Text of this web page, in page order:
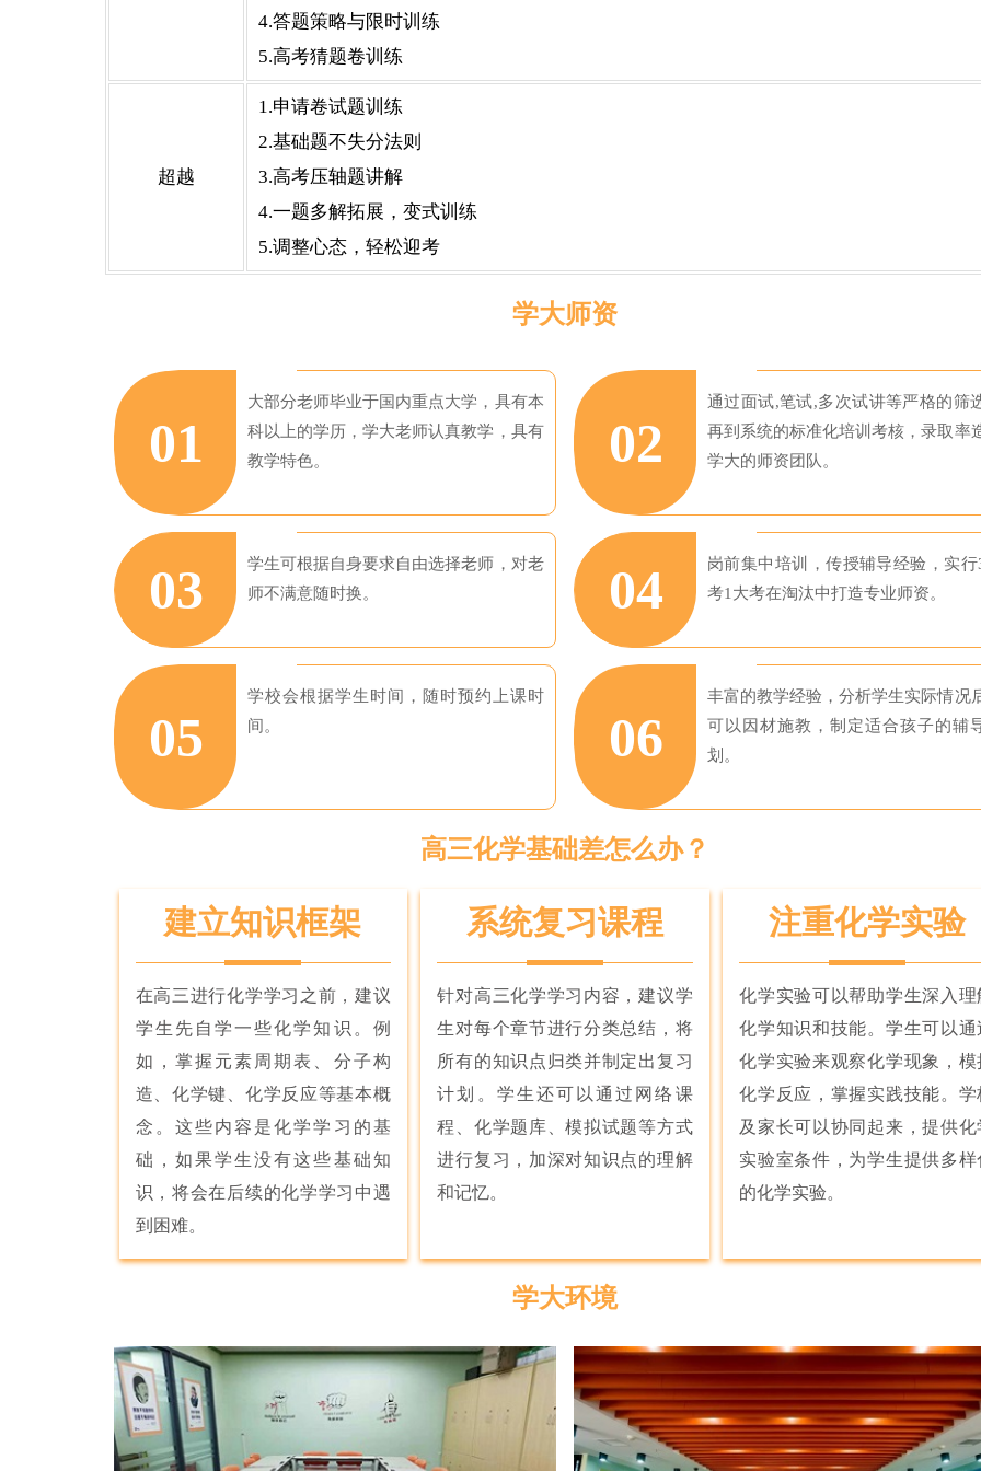
4.答题策略与限时训练
5.高考猜题卷训练
超越
1.申请卷试题训练
2.基础题不失分法则
3.高考压轴题讲解
4.一题多解拓展，变式训练
5.调整心态，轻松迎考
学大师资
01
大部分老师毕业于国内重点大学，具有本
科以上的学历，学大老师认真教学，具有
教学特色。
02
通过面试,笔试,多次试讲等严格的筛
再到系统的标准化培训考核，录取率
学大的师资团队。
03
学生可根据自身要求自由选择老师，对老
师不满意随时换。
04
岗前集中培训，传授辅导经验，实行
考1大考在淘汰中打造专业师资。
05
学校会根据学生时间，随时预约上课时
间。
06
丰富的教学经验，分析学生实际情况
可以因材施教，制定适合孩子的辅
划。
高三化学基础差怎么办？
建立知识框架
在高三进行化学学习之前，建议
学生先自学一些化学知识。例
如，掌握元素周期表、分子构
造、化学键、化学反应等基本概
念。这些内容是化学学习的基
础，如果学生没有这些基础知
识，将会在后续的化学学习中遇
到困难。
系统复习课程
针对高三化学学习内容，建议学
生对每个章节进行分类总结，将
所有的知识点归类并制定出复习
计划。学生还可以通过网络课
程、化学题库、模拟试题等方式
进行复习，加深对知识点的理解
和记忆。
注重化学实验
化学实验可以帮助学生深入理
化学知识和技能。学生可以通
化学实验来观察化学现象，模
化学反应，掌握实践技能。学
及家长可以协同起来，提供化
实验室条件，为学生提供多样
的化学实验。
学大环境